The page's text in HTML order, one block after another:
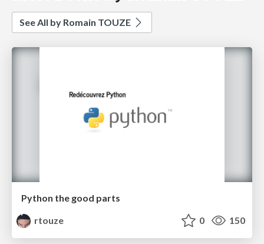
See All by Romain TOUZE
Python the good parts
rtouze
0 150